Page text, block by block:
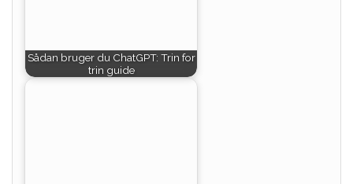
Sådan bruger du ChatGPT: Trin for
trin guide